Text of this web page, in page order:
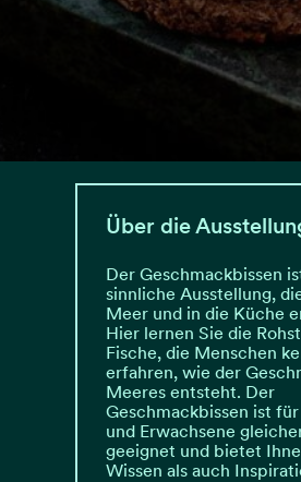
Über die
Der Geschmackbissen
sinnliche Ausstellung,
Meer und in die Küche
Hier lernen Sie die
Fische, die Menschen
erfahren, wie der
Meeres entsteht. Der
Geschmackbissen ist
und Erwachsene
geeignet und bietet
Wissen als auch